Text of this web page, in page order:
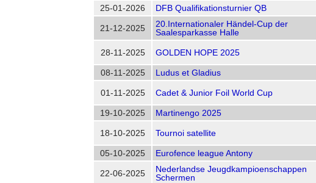
25-01-2026
DFB Qualifikationsturnier QB
21-12-2025
20.Internationaler Händel-Cup der
Saalesparkasse Halle
28-11-2025 GOLDEN HOPE 2025
08-11-2025
Ludus et Gladius
01-11-2025 Cadet & Junior Foil World Cup
19-10-2025
Martinengo 2025
18-10-2025 Tournoi satellite
05-10-2025
Eurofence league Antony
22-06-2025
Nederlandse Jeugdkampioenschappen
Schermen